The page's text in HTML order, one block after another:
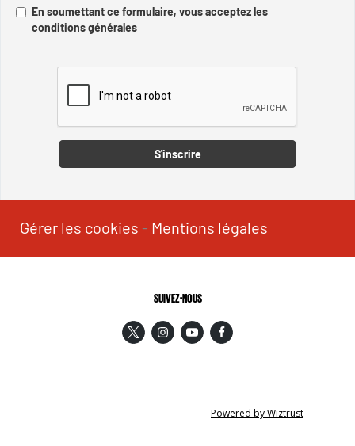
En soumettant ce formulaire, vous acceptez les
conditions générales
S'inscrire
Gérer les cookies - Mentions légales
SUIVEZ-NOUS
Powered by Wiztrust